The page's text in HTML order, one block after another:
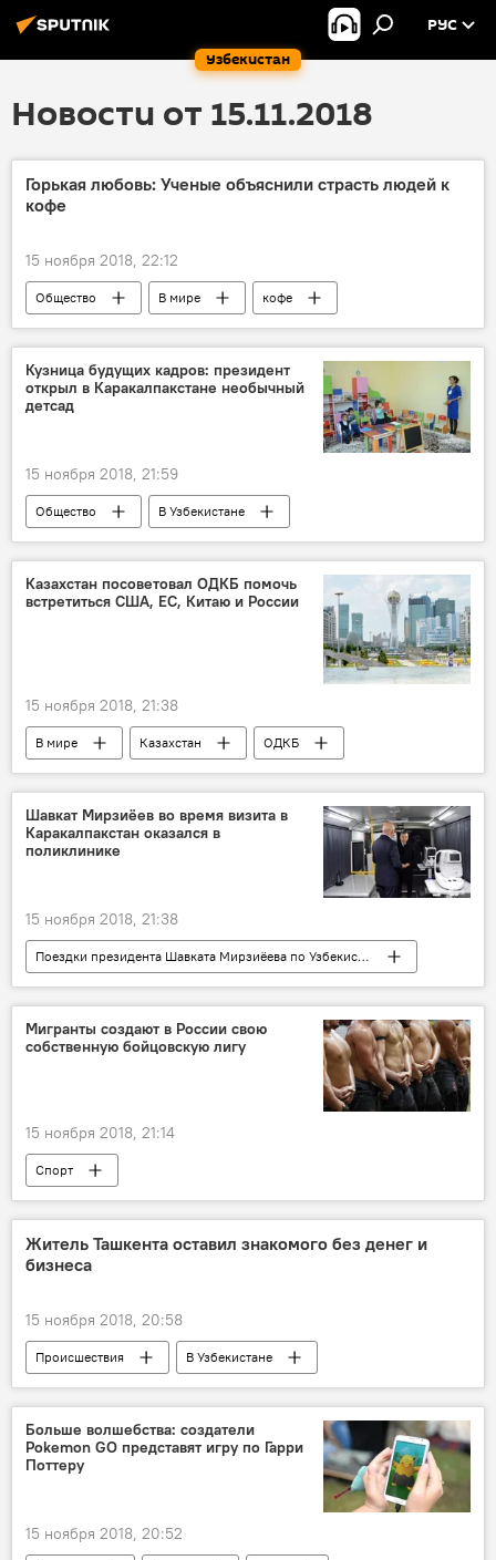
Узбекистан
РУС
Новости от 15.11.2018
Горькая любовь: Ученые объяснили страсть людей к
кофе
15 ноября 2018, 22:12
Общество В мире кофе
Кузница будущих кадров: президент
открыл в Каракалпакстане необычный
детсад
15 ноября 2018, 21:59
Общество
В Узбекистане
Каракалпакстан
Шавкат Мирзиёев
Казахстан посоветовал ОДКБ помочь
встретиться США, ЕС, Китаю и России
15 ноября 2018, 21:38
В мире Казахстан
ОДКБ
Россия
Политика
Шавкат Мирзиёев во время визита в
Каракалпакстан оказался в
поликлинике
15 ноября 2018, 21:38
Поездки президента Шавката Мирзиёева по Узбекистану
В Узбекистане
Политика
Мигранты создают в России свою
собственную бойцовскую лигу
15 ноября 2018, 21:14
Спорт
Житель Ташкента оставил знакомого без денег и
бизнеса
15 ноября 2018, 20:58
Происшествия В Узбекистане
Больше волшебства: создатели
Pokemon GO представят игру по Гарри
Поттеру
15 ноября 2018, 20:52